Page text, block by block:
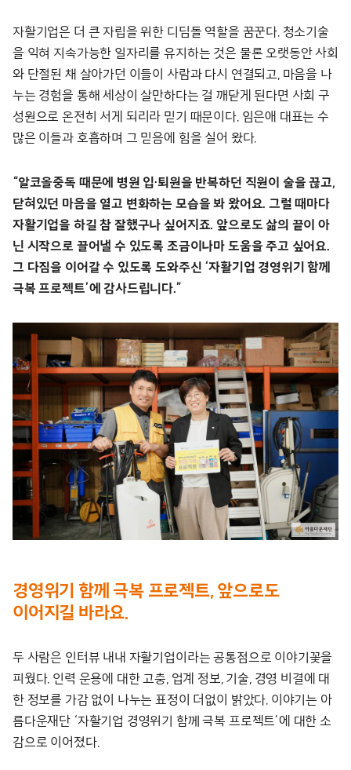
자활기업은 더 큰 자립을 위한 디딤돌 역할을 꿈꾼다. 청소기술
을 익혀 지속가능한 일자리를 유지하는 것은 물론 오랫동안 사회
와 단절된 채 살아가던 이들이 사람과 다시 연결되고, 마음을 나
누는 경험을 통해 세상이 살만하다는 걸 깨닫게 된다면 사회 구
성원으로 온전히 서게 되리라 믿기 때문이다. 임은애 대표는 수
많은 이들과 호흡하며 그 믿음에 힘을 실어 왔다.
“알코올중독 때문에 병원 입·퇴원을 반복하던 직원이 술을 끊고,
닫혀있던 마음을 열고 변화하는 모습을 봐 왔어요. 그럴 때마다
자활기업을 하길 참 잘했구나 싶어지죠. 앞으로도 삶의 끝이 아
닌 시작으로 끌어낼 수 있도록 조금이나마 도움을 주고 싶어요.
그 다짐을 이어갈 수 있도록 도와주신 ‘자활기업 경영위기 함께
극복 프로젝트’에 감사드립니다.”
경영위기 함께 극복 프로젝트, 앞으로도
이어지길 바라요.
두 사람은 인터뷰 내내 자활기업이라는 공통점으로 이야기꽃을
피웠다. 인력 운용에 대한 고충, 업계 정보, 기술, 경영 비결에 대
한 정보를 가감 없이 나누는 표정이 더없이 밝았다. 이야기는 아
름다운재단 ‘자활기업 경영위기 함께 극복 프로젝트’에 대한 소
감으로 이어졌다.